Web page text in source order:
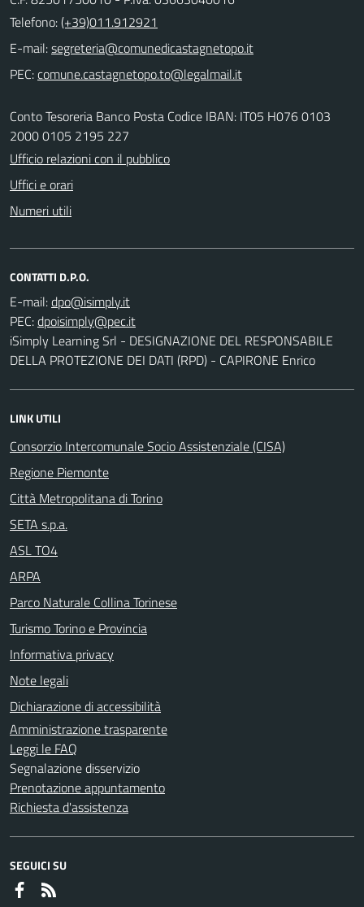
Telefono:(+39)011.912921
E-mail:
PEC:
Conto Tesoreria Banco Posta Codice IBAN: IT05 H076 0103
2000 0105 2195 227
Ufficio relazioni con il pubblico
Uffici e orari
Numeri utili
CONTATTI D.P.O.
E-mail:
PEC:
iSimply Learning Srl - DESIGNAZIONE DEL RESPONSABILE
DELLA PROTEZIONE DEI DATI (RPD) - CAPIRONE Enrico
LINK UTILI
Consorzio Intercomunale Socio Assistenziale (CISA)
Regione Piemonte
Città Metropolitana di Torino
SETA s.p.a.
ASL TO4
ARPA
Parco Naturale Collina Torinese
Turismo Torino e Provincia
Informativa privacy
Note legali
Dichiarazione di accessibilità
Amministrazione trasparente
Leggi le FAQ
Segnalazione disservizio
Prenotazione appuntamento
Richiesta d'assistenza
SEGUICI SU